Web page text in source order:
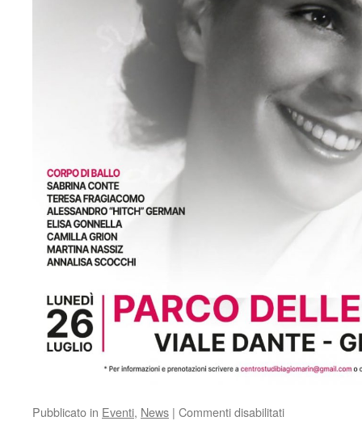
Pubblicato in Eventi, News | Commenti disabilitatisu